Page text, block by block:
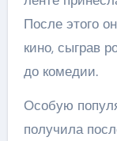
После этого
кино, сыграв
до комедии.
Особую
получила